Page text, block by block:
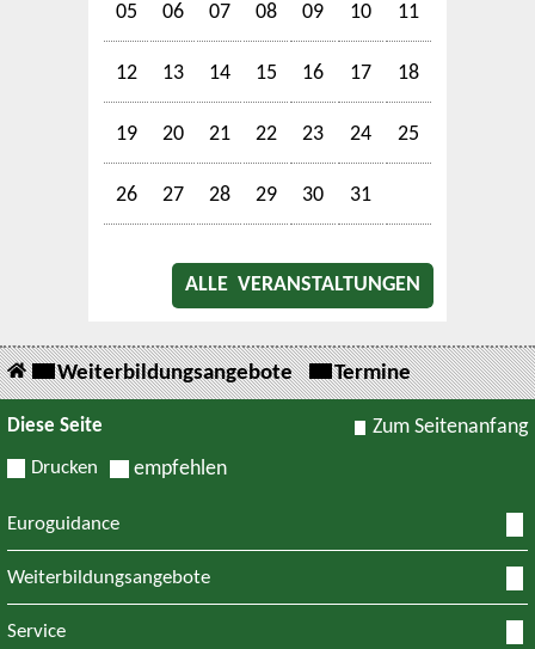
05 06 07 08 09 10 11
12 13 14 15 16 17 18
19 20 21 22 23 24 25
26 27 28 29 30 31
ALLE VERANSTALTUNGEN
Weiterbildungsangebote Termine
Diese Seite
Drucken empfehlen
Zum Seitenanfang
Euroguidance
Weiterbildungsangebote
Service